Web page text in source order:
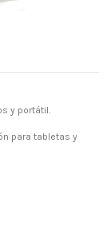
y portátil.
para tabletas y